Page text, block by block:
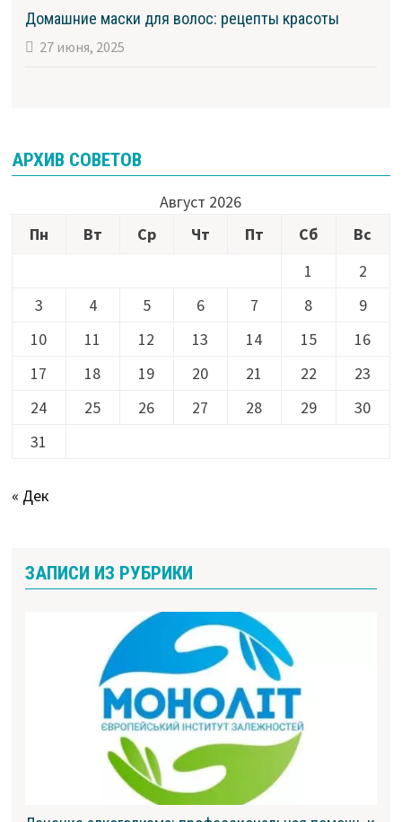
Домашние маски для волос: рецепты красоты
27 июня, 2025
АРХИВ СОВЕТОВ
Август 2026
Пн
Вт Ср Чт Пт Сб
Вс
1
2
3
4 5 6 7 8
9
10
11 12 13 14 15
16
17
18 19 20 21 22
23
24
25 26 27 28 29
30
31
« Дек
ЗАПИСИ ИЗ РУБРИКИ